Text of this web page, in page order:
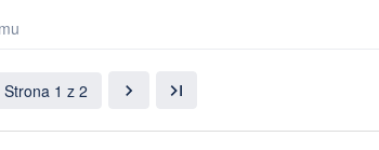
Strona 1 z 2 chevron_right last_page